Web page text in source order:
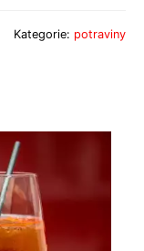
Kategorie: potraviny